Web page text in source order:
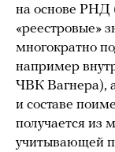
на основе РНД
«реестровые»
многократно
например
ЧВК Вагнера),
и составе
получается из
учитывающей